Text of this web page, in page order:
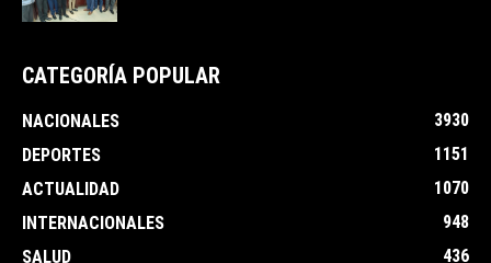
CATEGORÍA POPULAR
NACIONALES
3930
DEPORTES
1151
ACTUALIDAD
1070
INTERNACIONALES
948
SALUD
436